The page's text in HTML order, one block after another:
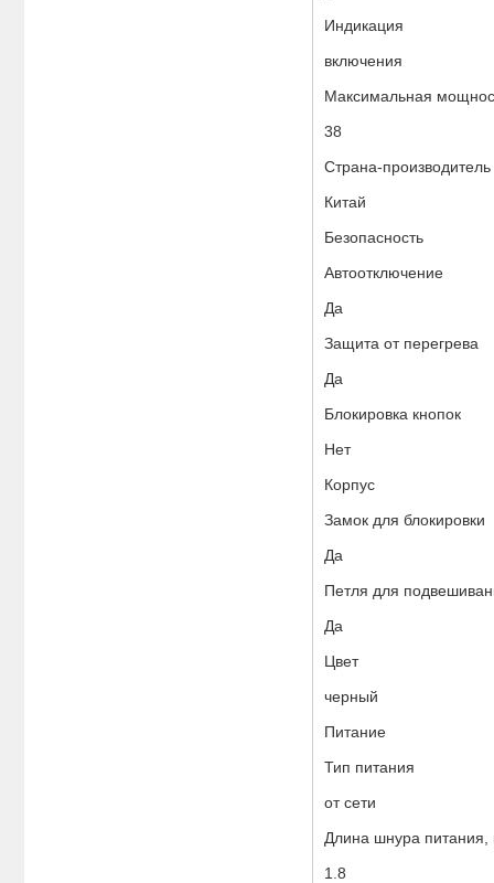
Индикация
включения
Максимальная
38
Страна-производитель
Китай
Безопасность
Автоотключение
Да
Защита от перегрева
Да
Блокировка кнопок
Нет
Корпус
Замок для блокировки
Да
Петля для
Да
Цвет
черный
Питание
Тип питания
от сети
Длина шнура питания,
1.8